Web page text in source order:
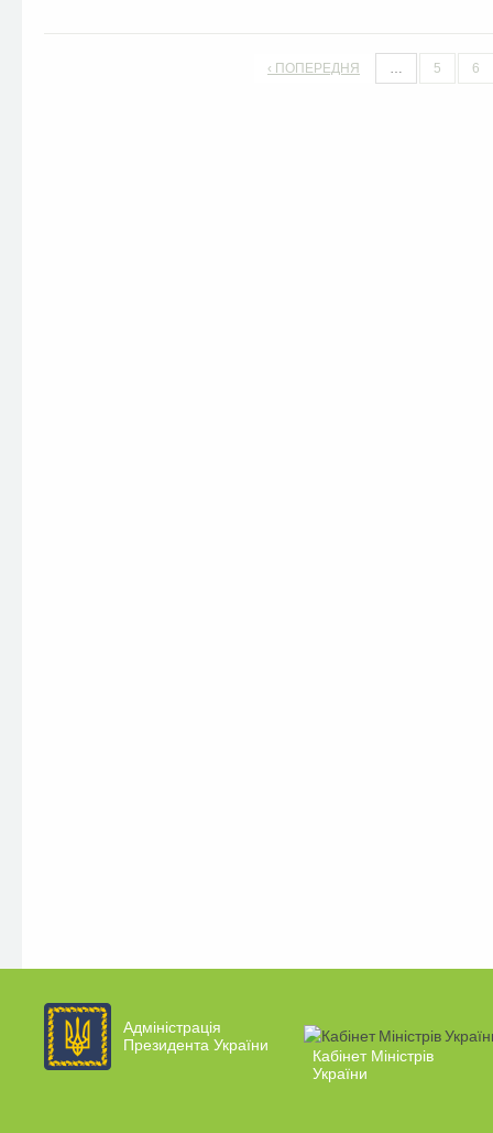
‹ ПОПЕРЕДНЯ … 5 6
Адміністрація
Президента України
Кабінет Міністрів
України